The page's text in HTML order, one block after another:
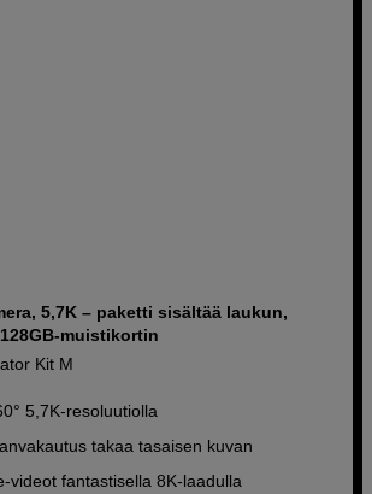
5,7K – paketti sisältää laukun,
muistikortin
Kit M
5,7K-resoluutiolla
takaa tasaisen kuvan
videot fantastisella 8K-laadulla